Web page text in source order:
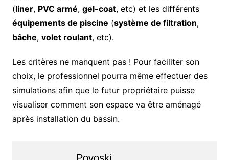
(liner, PVC armé, gel-coat, etc) et les différents
équipements de piscine (système de filtration,
bâche, volet roulant, etc).
Les critères ne manquent pas ! Pour faciliter son
choix, le professionnel pourra même effectuer des
simulations afin que le futur propriétaire puisse
visualiser comment son espace va être aménagé
après installation du bassin.